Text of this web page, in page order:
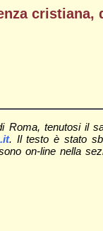
tenutosi il
. Il testo è stato
on-line nella